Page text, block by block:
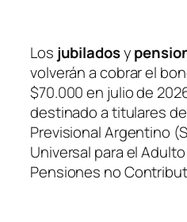
Los jubiladosy
volverán a cobrar el
$70.000 en julio de
destinado a titulares
Previsional Argentino
Universal para el
Pensiones no